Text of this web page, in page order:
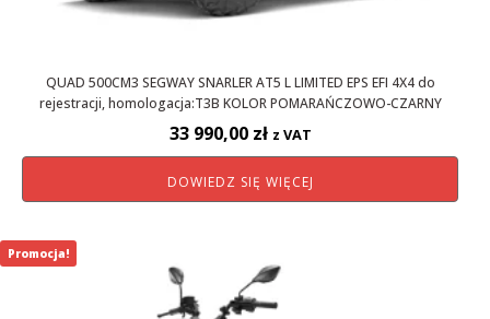
QUAD 500CM3 SEGWAY SNARLER AT5 L LIMITED EPS EFI 4X4 do
rejestracji, homologacja:T3B KOLOR POMARAŃCZOWO-CZARNY
33 990,00 zł z VAT
DOWIEDZ SIĘ WIĘCEJ
Promocja!